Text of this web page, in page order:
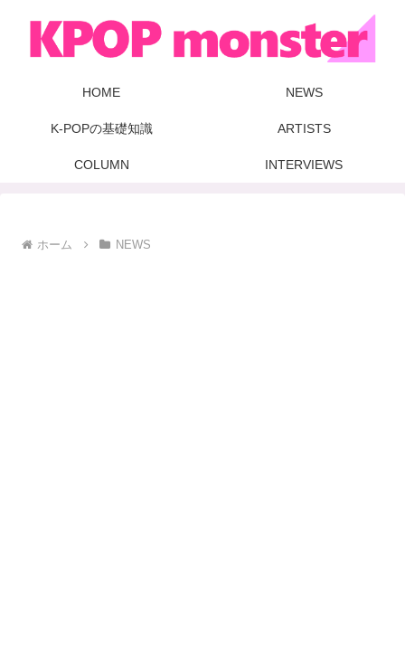
HOME NEWS
K-POPの基礎知識 ARTISTS
COLUMN INTERVIEWS
ホーム NEWS